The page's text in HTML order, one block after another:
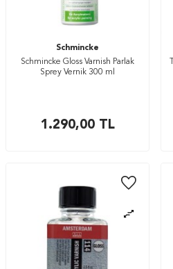
Schmincke
Schmincke Gloss Varnish Parlak
Sprey Vernik 300 ml
1.290,00TL